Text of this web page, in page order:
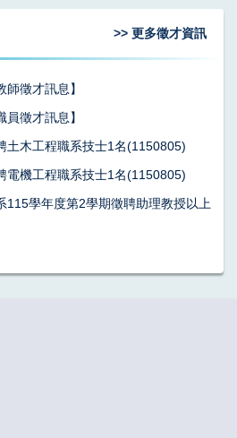
師徵才訊息】
員徵才訊息】
土木工程職系技士1名(1150805)
電機工程職系技士1名(1150805)
115學年度第2學期徵聘助理教授以上
>> 更多徵才資訊